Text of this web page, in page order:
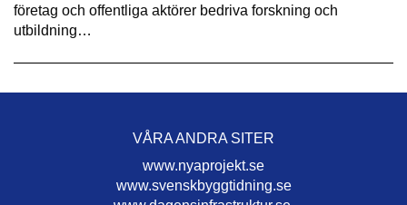
företag och offentliga aktörer bedriva forskning och
utbildning…
VÅRA ANDRA SITER
www.nyaprojekt.se
www.svenskbyggtidning.se